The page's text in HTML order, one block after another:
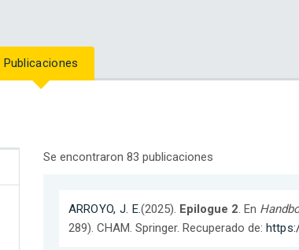
Publicaciones
Se encontraron 83 publicaciones
ARROYO, J. E.(2025). Epilogue 2. En
289). CHAM. Springer. Recuperado de: